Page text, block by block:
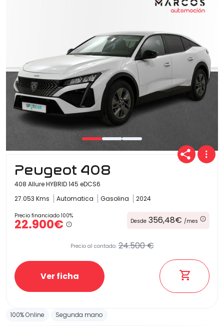
Peugeot 408
408 Allure HYBRID 145 eDCS6
27.053 Kms
Automatica Gasolina 2024
Precio financiado 100%
22.900€ Desde 356,48€ /mes
Precio al contado: 24.500 €
Ver ficha
100% Online Segunda mano